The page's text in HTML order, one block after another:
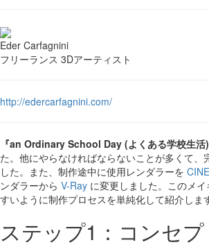
Eder Carfagnini
フリーランス 3Dアーティスト
http://edercarfagnini.com/
『an Ordinary School Day (よくある学校生活)
た。他にやらなければならないことが多くて、
した。また、制作途中に使用レンダラーを
ンダラーから V-Ray に変更しました。このメ
すいように制作プロセスを単純化して紹介します
ステップ1：コンセプ